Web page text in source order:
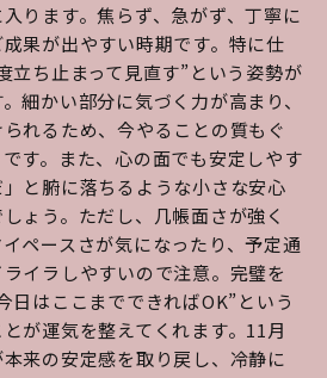
ります。焦らず、急がず、丁寧に
果が出やすい時期です。特に仕
立ち止まって見直す”という姿勢が
細かい部分に気づく力が高まり、
れるため、今やることの質もぐ
す。また、心の面でも安定しやす
と腑に落ちるような小さな安心
ょう。ただし、几帳面さが強く
ペースさが気になったり、予定通
イラしやすいので注意。完璧を
日はここまでできればOK”という
が運気を整えてくれます。11月
来の安定感を取り戻し、冷静に